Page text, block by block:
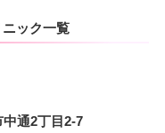
ック一覧
通2丁目2-7